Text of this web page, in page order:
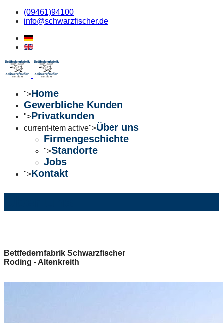
(09461)94100
info@schwarzfischer.de
">Home
Gewerbliche Kunden
">Privatkunden
current-item active">Über uns
Firmengeschichte
">Standorte
Jobs
">Kontakt
Bettfedernfabrik Schwarzfischer
Roding - Altenkreith